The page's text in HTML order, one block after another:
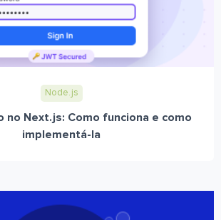
Node.js
no Next.js: Como funciona e como
implementá-la